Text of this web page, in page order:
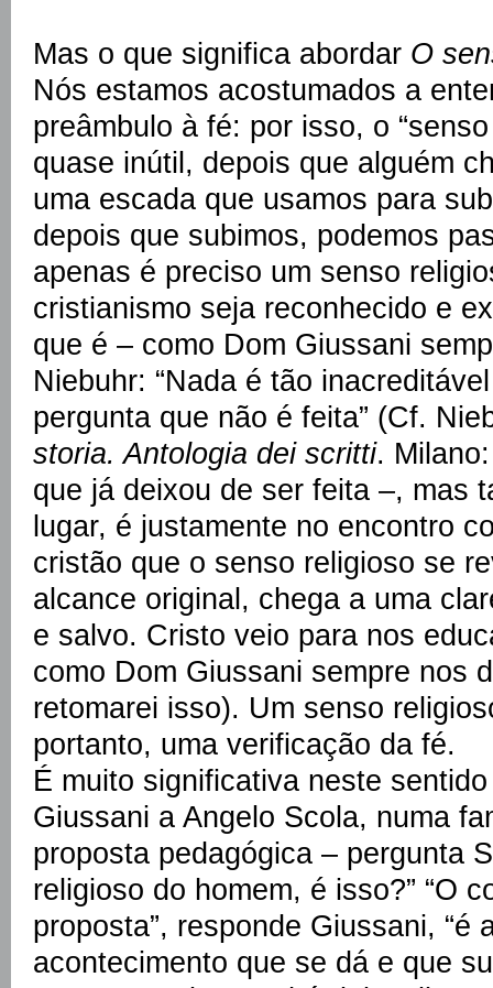
Mas o que significa abordar O
Nós estamos acostumados a
preâmbulo à fé: por isso, o
quase inútil, depois que alguém
uma escada que usamos para
depois que subimos, podemos
apenas é preciso um senso
cristianismo seja reconhecido e
que é – como Dom Giussani
Niebuhr: “Nada é tão
pergunta que não é feita” (Cf.
storia. Antologia dei scritti.
que já deixou de ser feita –, mas
lugar, é justamente no encontro
cristão que o senso religioso se
alcance original, chega a uma
e salvo. Cristo veio para nos
como Dom Giussani sempre nos
retomarei isso). Um senso
portanto, uma verificação da fé.
É muito significativa neste
Giussani a Angelo Scola, numa
proposta pedagógica – pergunta
religioso do homem, é isso?” “O
proposta”, responde Giussani, “é
acontecimento que se dá e que